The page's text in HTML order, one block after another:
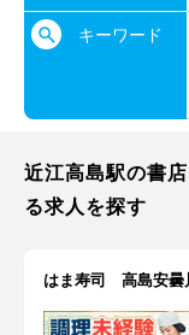
キーワード
近江高島駅の書
る求人を探す
はま寿司 高島安曇